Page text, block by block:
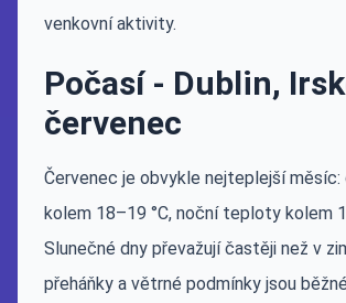
venkovní aktivity.
Počasí - Dublin,
červenec
Červenec je obvykle nejteplejší měsíc:
kolem 18–19 °C, noční teploty kolem
Slunečné dny převažují častěji než v
přeháňky a větrné podmínky jsou